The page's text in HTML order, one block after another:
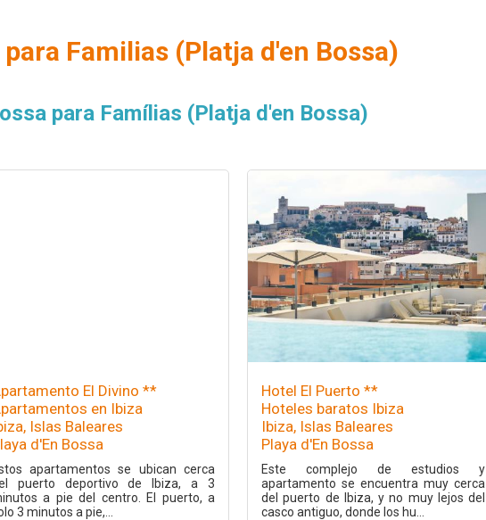
Familias (Platja d'en Bossa)
para Famílias (Platja d'en Bossa)
El Divino **
en Ibiza
Islas Baleares
d'En Bossa
apartamentos se ubican cerca
puerto deportivo de Ibiza, a 3
a pie del centro. El puerto, a
3 minutos a pie,...
Hotel El Puerto **
Hoteles baratos Ibiza
Ibiza, Islas Baleares
Playa d'En Bossa
Este complejo de estudios y
apartamento se encuentra muy cerca
del puerto de Ibiza, y no muy lejos del
casco antiguo, donde los hu...